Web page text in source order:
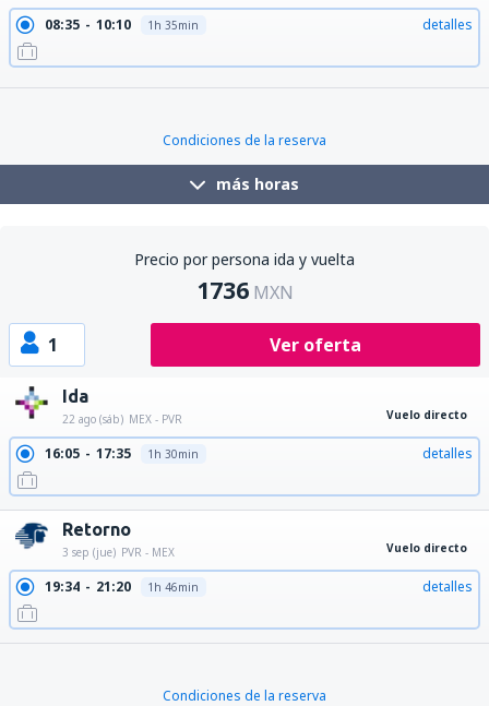
08:35 10:10 1h 35min detalles
Condiciones de la reserva
más horas
Precio por persona ida y vuelta
1736 MXN
1 Ver oferta
Ida
22 ago (sáb) MEX - PVR Vuelo directo
16:05 17:35 1h 30min detalles
Retorno
3 sep (jue) PVR - MEX Vuelo directo
19:34 21:20 1h 46min detalles
Condiciones de la reserva